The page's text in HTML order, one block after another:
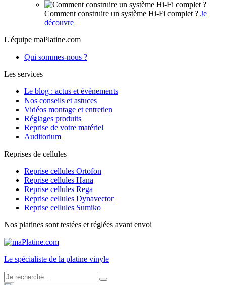
Comment construire un système Hi-Fi complet ? Je
découvre
L'équipe maPlatine.com
Qui sommes-nous ?
Les services
Le blog : actus et évènements
Nos conseils et astuces
Vidéos montage et entretien
Réglages produits
Reprise de votre matériel
Auditorium
Reprises de cellules
Reprise cellules Ortofon
Reprise cellules Hana
Reprise cellules Rega
Reprise cellules Dynavector
Reprise cellules Sumiko
Nos platines sont testées et réglées avant envoi
Le spécialiste de la platine vinyle